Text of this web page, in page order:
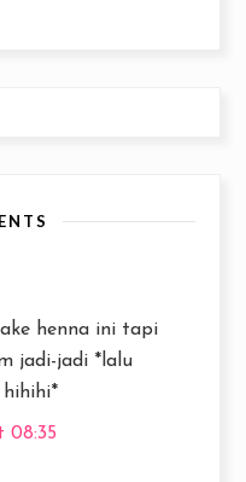
henna ini tapi
jadi-jadi *lalu
hihihi*
08:35